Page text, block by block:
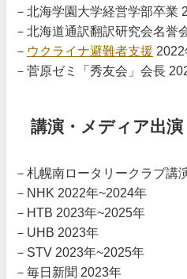
－北海学園大学経営学部卒業
－北海道通訳翻訳研究会名誉
－ ウクライナ避難者支援 2022
－菅原ゼミ「秀友会」会長
講演・メディア出演
－札幌南ロータリークラブ講
－NHK 2022年~2024年
－HTB 2023年~2025年
－UHB 2023年
－STV 2023年~2025年
－毎日新聞 2023年